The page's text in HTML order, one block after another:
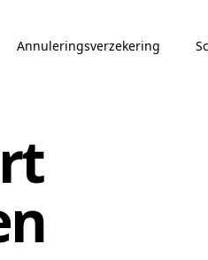
Annuleringsverzekering